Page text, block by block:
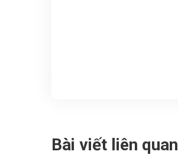
Bài viết liên quan